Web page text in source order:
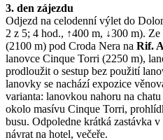
3. den zájezdu
Odjezd na celodenní výlet do
2 z 5; 4 hod., ↑400 m, ↓300 m). Ze
(2100 m) pod Croda Nera na Rif.
lanovce Cinque Torri (2250 m),
prodloužit o sestup bez použití
lanovky se nachází expozice
varianta: lanovkou nahoru na chatu
okolo masívu Cinque Torri,
busu. Odpoledne krátká zastávka v
návrat na hotel, večeře.